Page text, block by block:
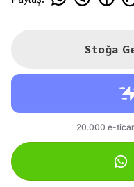
Stoğa